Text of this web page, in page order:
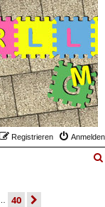
Anmelden
Registrieren
40